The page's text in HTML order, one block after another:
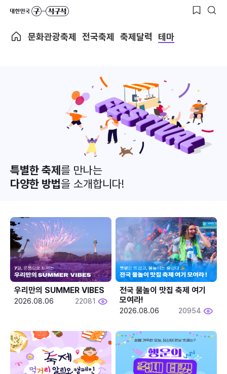
문화관광축제 전국축제 축제달력 테마
특별한 축제를 만나는
다양한 방법을 소개합니다!
우리만의 SUMMER VIBES
2026.08.06 22081
전국 물놀이 맛집 축제 여기
모여라!
2026.08.06 20954